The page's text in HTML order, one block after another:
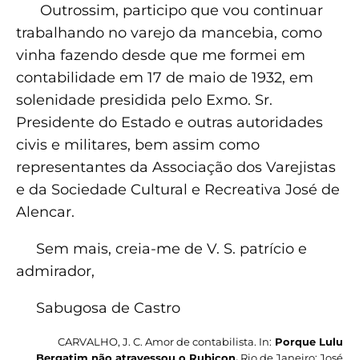
Outrossim, participo que vou continuar
trabalhando no varejo da mancebia, como
vinha fazendo desde que me formei em
contabilidade em 17 de maio de 1932, em
solenidade presidida pelo Exmo. Sr.
Presidente do Estado e outras autoridades
civis e militares, bem assim como
representantes da Associação dos Varejistas
e da Sociedade Cultural e Recreativa José de
Alencar.
Sem mais, creia-me de V. S. patrício e
admirador,
Sabugosa de Castro
CARVALHO, J. C. Amor de contabilista. In: Porque Lulu